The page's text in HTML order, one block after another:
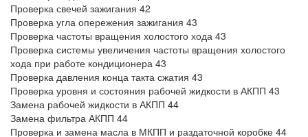
Проверка свечей зажигания 42
Проверка угла опережения зажигания 43
Проверка частоты вращения холостого хода 43
Проверка системы увеличения частоты вращения холостого
хода при работе кондиционера 43
Проверка давления конца такта сжатия 43
Проверка уровня и состояния рабочей жидкости в АКПП 43
Замена рабочей жидкости в АКПП 44
Замена фильтра АКПП 44
Проверка и замена масла в МКПП и раздаточной коробке 44